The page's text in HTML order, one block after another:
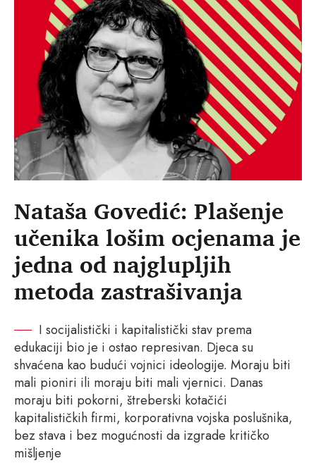
Nataša Govedić: Plašenje
učenika lošim ocjenama je
jedna od najglupljih
metoda zastrašivanja
I socijalistički i kapitalistički stav prema
edukaciji bio je i ostao represivan. Djeca su
shvaćena kao budući vojnici ideologije. Moraju biti
mali pioniri ili moraju biti mali vjernici. Danas
moraju biti pokorni, štreberski kotačići
kapitalističkih firmi, korporativna vojska poslušnika,
bez stava i bez mogućnosti da izgrade kritičko
mišljenje